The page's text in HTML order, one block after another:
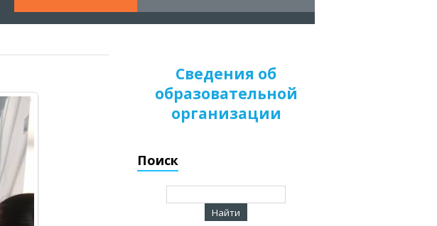
Сведения об
образовательной
организации
Поиск